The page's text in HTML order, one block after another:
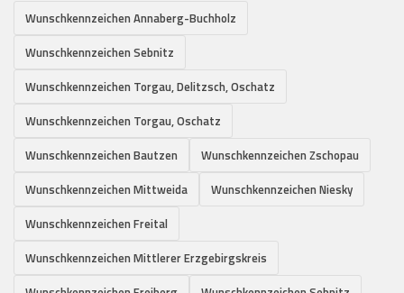
Wunschkennzeichen Annaberg-Buchholz
Wunschkennzeichen Sebnitz
Wunschkennzeichen Torgau, Delitzsch, Oschatz
Wunschkennzeichen Torgau, Oschatz
Wunschkennzeichen Bautzen
Wunschkennzeichen Zschopau
Wunschkennzeichen Mittweida
Wunschkennzeichen Niesky
Wunschkennzeichen Freital
Wunschkennzeichen Mittlerer Erzgebirgskreis